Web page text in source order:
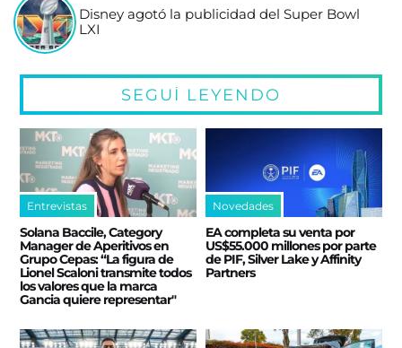
Disney agotó la publicidad del Super Bowl
LXI
SEGUÍ LEYENDO
Entrevistas
Solana Baccile, Category
Manager de Aperitivos en
Grupo Cepas: “La figura de
Lionel Scaloni transmite todos
los valores que la marca
Gancia quiere representar"
Novedades
EA completa su venta por
US$55.000 millones por parte
de PIF, Silver Lake y Affinity
Partners